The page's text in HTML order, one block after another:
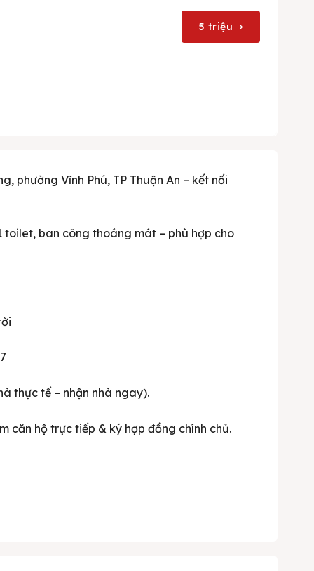
5 triệu
phường Vĩnh Phú, TP Thuận An – kết nối
toilet, ban công thoáng mát – phù hợp cho
thực tế – nhận nhà ngay).
căn hộ trực tiếp & ký hợp đồng chính chủ.